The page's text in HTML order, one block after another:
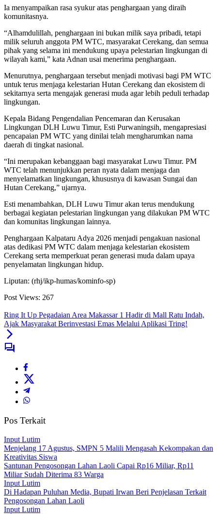
Ia menyampaikan rasa syukur atas penghargaan yang diraih
komunitasnya.
“Alhamdulillah, penghargaan ini bukan milik saya pribadi, tetapi
milik seluruh anggota PM WTC, masyarakat Cerekang, dan semua
pihak yang selama ini mendukung upaya pelestarian lingkungan di
wilayah kami,” kata Adnan usai menerima penghargaan.
Menurutnya, penghargaan tersebut menjadi motivasi bagi PM WTC
untuk terus menjaga kelestarian Hutan Cerekang dan ekosistem di
sekitarnya serta mengajak generasi muda agar lebih peduli terhadap
lingkungan.
Kepala Bidang Pengendalian Pencemaran dan Kerusakan
Lingkungan DLH Luwu Timur, Esti Purwaningsih, mengapresiasi
pencapaian PM WTC yang dinilai telah mengharumkan nama
daerah di tingkat nasional.
“Ini merupakan kebanggaan bagi masyarakat Luwu Timur. PM
WTC telah menunjukkan peran nyata dalam menjaga dan
menyelamatkan lingkungan, khususnya di kawasan Sungai dan
Hutan Cerekang,” ujarnya.
Esti menambahkan, DLH Luwu Timur akan terus mendukung
berbagai kegiatan pelestarian lingkungan yang dilakukan PM WTC
dan komunitas lingkungan lainnya.
Penghargaan Kalpataru Adya 2026 menjadi pengakuan nasional
atas dedikasi PM WTC dalam menjaga kelestarian ekosistem
Cerekang serta memperkuat peran generasi muda dalam upaya
penyelamatan lingkungan hidup.
Liputan: (rhj/ikp-humas/kominfo-sp)
Post Views: 267
Ring It Up Pegadaian Area Makassar 1 Hadir di Mall Ratu Indah,
Ajak Masyarakat Berinvestasi Emas Melalui Aplikasi Tring!
Pos Terkait
Input Lutim
Menjelang 17 Agustus, SMPN 5 Malili Mengasah Kekompakan dan
Kreativitas Siswa
Santunan Pengosongan Lahan Laoli Capai Rp16 Miliar, Rp11
Miliar Sudah Diterima 83 Warga
Input Lutim
Di Hadapan Puluhan Media, Bupati Irwan Beri Penjelasan Terkait
Pengosongan Lahan Laoli
Input Lutim